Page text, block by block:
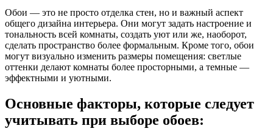
Обои — это не просто отделка стен, но и важный аспект
общего дизайна интерьера. Они могут задать настроение и
тональность всей комнаты, создать уют или же, наоборот,
сделать пространство более формальным. Кроме того, обои
могут визуально изменить размеры помещения: светлые
оттенки делают комнаты более просторными, а темные —
эффектными и уютными.
Основные факторы, которые следует
учитывать при выборе обоев: